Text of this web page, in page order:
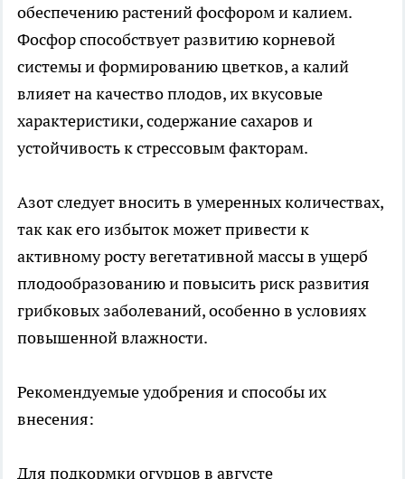
обеспечению растений фосфором и калием.
Фосфор способствует развитию корневой
системы и формированию цветков, а калий
влияет на качество плодов, их вкусовые
характеристики, содержание сахаров и
устойчивость к стрессовым факторам.
Азот следует вносить в умеренных количествах,
так как его избыток может привести к
активному росту вегетативной массы в ущерб
плодообразованию и повысить риск развития
грибковых заболеваний, особенно в условиях
повышенной влажности.
Рекомендуемые удобрения и способы их
внесения:
Для подкормки огурцов в августе